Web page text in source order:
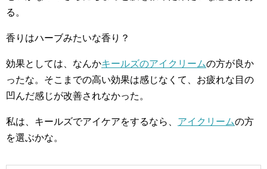
る。
香りはハーブみたいな香り？
効果としては、なんかキールズのアイクリームの方が良か
ったな。そこまでの高い効果は感じなくて、お疲れな目の
凹んだ感じが改善されなかった。
私は、キールズでアイケアをするなら、 アイクリームの方
を選ぶかな。